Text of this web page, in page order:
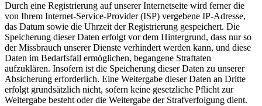
Durch eine Registrierung auf unserer Internetseite wird ferner die
von Ihrem Internet-Service-Provider (ISP) vergebene IP-Adresse,
das Datum sowie die Uhrzeit der Registrierung gespeichert. Die
Speicherung dieser Daten erfolgt vor dem Hintergrund, dass nur so
der Missbrauch unserer Dienste verhindert werden kann, und diese
Daten im Bedarfsfall ermöglichen, begangene Straftaten
aufzuklären. Insofern ist die Speicherung dieser Daten zu unserer
Absicherung erforderlich. Eine Weitergabe dieser Daten an Dritte
erfolgt grundsätzlich nicht, sofern keine gesetzliche Pflicht zur
Weitergabe besteht oder die Weitergabe der Strafverfolgung dient.